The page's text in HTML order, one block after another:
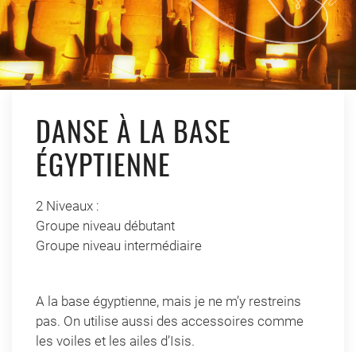
DANSE À LA BASE
ÉGYPTIENNE
2 Niveaux :
Groupe niveau débutant
Groupe niveau intermédiaire
A la base égyptienne, mais je ne m’y restreins
pas. On utilise aussi des accessoires comme
les voiles et les ailes d’Isis.